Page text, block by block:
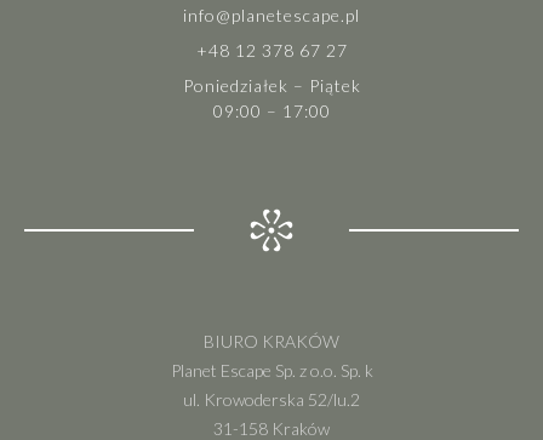
info@planetescape.pl
+48 12 378 67 27
Poniedziałek – Piątek
09:00 – 17:00
BIURO KRAKÓW
Planet Escape Sp. z o.o. Sp. k
ul. Krowoderska 52/lu.2
31-158 Kraków